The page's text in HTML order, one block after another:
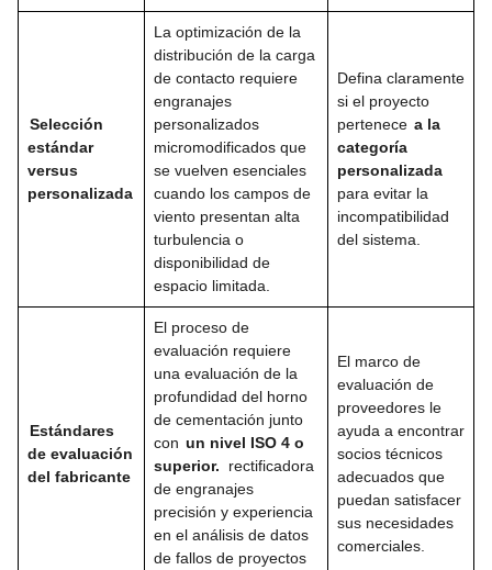
Selección
estándar
versus
personalizada
La optimización de la
distribución de la carga
de contacto requiere
engranajes
personalizados
micromodificados que
se vuelven esenciales
cuando los campos de
viento presentan alta
turbulencia o
disponibilidad de
espacio limitada.
Defina claramente
si el proyecto
pertenece a la
categoría
personalizada
para evitar la
incompatibilidad
del sistema.
Estándares
de evaluación
del fabricante
El proceso de
evaluación requiere
una evaluación de la
profundidad del horno
de cementación junto
con un nivel ISO 4 o
superior.
rectificadora
de engranajes
precisión y experiencia
en el análisis de datos
de fallos de proyectos
El marco de
evaluación de
proveedores le
ayuda a encontrar
socios técnicos
adecuados que
puedan satisfacer
sus necesidades
comerciales.